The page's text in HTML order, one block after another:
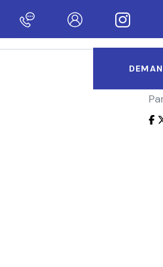
sur notre nouveau site !